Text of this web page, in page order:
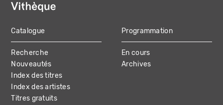
MAIN
NAVIGATION
Catalogue
Recherche
Nouveautés
Index des titres
Index des artistes
Titres gratuits
Programmation
En cours
Archives